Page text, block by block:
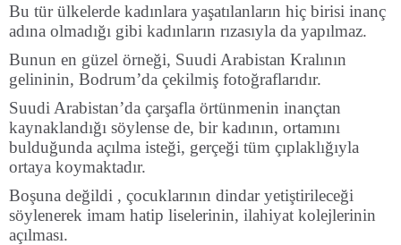
Bu tür ülkelerde kadınlara yaşatılanların hiç birisi inanç
adına olmadığı gibi kadınların rızasıyla da yapılmaz.
Bunun en güzel örneği, Suudi Arabistan Kralının
gelininin, Bodrum’da çekilmiş fotoğraflarıdır.
Suudi Arabistan’da çarşafla örtünmenin inançtan
kaynaklandığı söylense de, bir kadının, ortamını
bulduğunda açılma isteği, gerçeği tüm çıplaklığıyla
ortaya koymaktadır.
Boşuna değildi , çocuklarının dindar yetiştirileceği
söylenerek imam hatip liselerinin, ilahiyat kolejlerinin
açılması.